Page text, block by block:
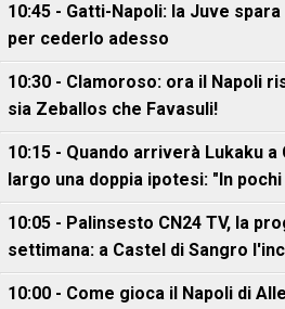
10:45 - Gatti-Napoli: la Juve
per cederlo adesso
10:30 - Clamoroso: ora il Napoli
sia Zeballos che Favasuli!
10:15 - Quando arriverà Lukaku
largo una doppia ipotesi: "In
10:05 - Palinsesto CN24 TV, la
settimana: a Castel di Sangro
10:00 - Come gioca il Napoli di